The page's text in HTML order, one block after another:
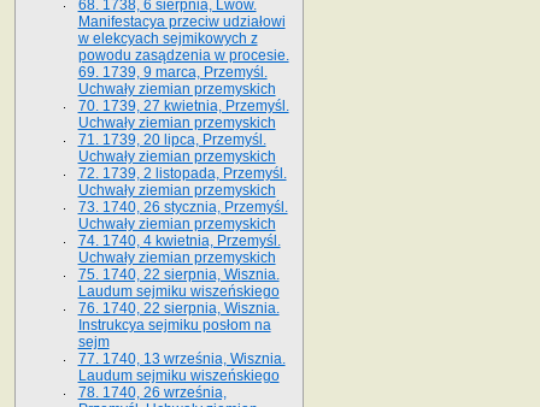
68. 1738, 6 sierpnia, Lwów.
Manifestacya przeciw udziałowi
w elekcyach sejmikowych z
powodu zasądzenia w procesie.
69. 1739, 9 marca, Przemyśl.
Uchwały ziemian przemyskich
70. 1739, 27 kwietnia, Przemyśl.
Uchwały ziemian przemyskich
71. 1739, 20 lipca, Przemyśl.
Uchwały ziemian przemyskich
72. 1739, 2 listopada, Przemyśl.
Uchwały ziemian przemyskich
73. 1740, 26 stycznia, Przemyśl.
Uchwały ziemian przemyskich
74. 1740, 4 kwietnia, Przemyśl.
Uchwały ziemian przemyskich
75. 1740, 22 sierpnia, Wisznia.
Laudum sejmiku wiszeńskiego
76. 1740, 22 sierpnia, Wisznia.
Instrukcya sejmiku posłom na
sejm
77. 1740, 13 września, Wisznia.
Laudum sejmiku wiszeńskiego
78. 1740, 26 września,